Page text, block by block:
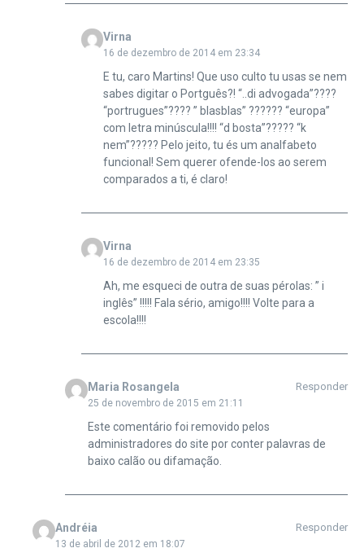
Virna
16 de dezembro de 2014 em 23:34
E tu, caro Martins! Que uso culto tu usas se nem
sabes digitar o Portguês?! “..di advogada”????
“portrugues”???? ” blasblas” ?????? “europa”
com letra minúscula!!!! “d bosta”????? “k
nem”????? Pelo jeito, tu és um analfabeto
funcional! Sem querer ofende-los ao serem
comparados a ti, é claro!
Virna
16 de dezembro de 2014 em 23:35
Ah, me esqueci de outra de suas pérolas: ” i
inglês” !!!!! Fala sério, amigo!!!! Volte para a
escola!!!!
Maria Rosangela
25 de novembro de 2015 em 21:11
Responder
Este comentário foi removido pelos
administradores do site por conter palavras de
baixo calão ou difamação.
Andréia
13 de abril de 2012 em 18:07
Responder